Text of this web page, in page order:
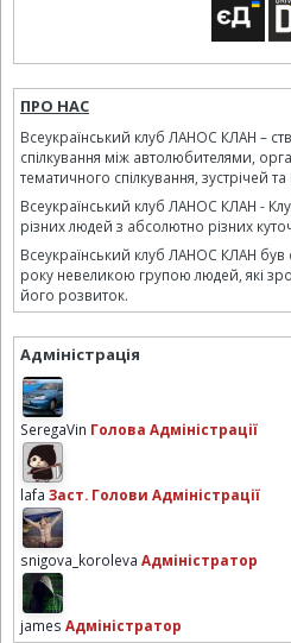
ПРО НАС
Всеукраїнський клуб ЛАНОС КЛАН –
спілкування між автолюбителями,
тематичного спілкування, зустрічей
Всеукраїнський клуб ЛАНОС КЛАН -
різних людей з абсолютно різних
Всеукраїнський клуб ЛАНОС КЛАН
року невеликою групою людей, які
його розвиток.
Адміністрація
SeregaVin Голова Адміністрації
lafa Заст. Голови Адміністрації
snigova_koroleva Адміністратор
james Адміністратор